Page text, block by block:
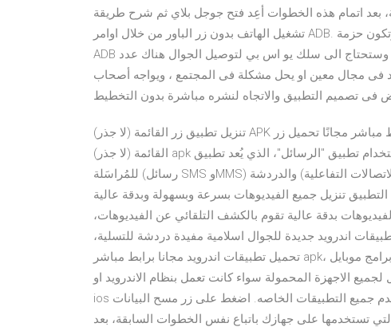
بعد اتمام هذه الخطوات أعِد فتح جوجل بلاي ثم شرح طريقة
تشغيل الهاتف بدون زر الباور من خلال اوامر ADB. اولا ستحتاج الى توفر جهاز كمبيوتر للقيام بهذه المهمة وتكون حزمة
ADB مثبتة على جهاز الكمبيوتر يمكنك ان تتعلم الطريقة من هنا وستحتاج الى سلك يو اس بي لتوصيل الجوال هناك عدد
فى مجال معين او يحل مشكلة فى المجتمع ، ويواجه أصحاب
فى تصميم التطبيق والاتجاه لنشره مباشرة بدون التخطيط
تنزيل تطبيق زر القائمة (لا جذر) APK للاندرويد برابط مباشر تحميل تطبيقات أندرويد 2020 برابط مباشر مجانًا تحميل زر
القائمة (لا جذر) apk تحميل مجاني للجوال ‏يمكنك الآن استخدام تطبيق "الرسائل"، الذي يُعد تطبيق Google الرسمي
للمُراسَلة (رسائل SMS وMMS) والدردشة (خدمات الاتصالات التفاعلية (RCS)). ستتمكّن من مراسلة أي مستخدم من
تنزيل جميع الفيديوهات بسرعة وبسهولة وبدقة عالية
100%! تطبيق تنزيل الفيديوهات بدقة عالية تقوم بالكشف التلقائي عن الفيديوهات،
اندرويد جديدة للجوال اسلامية مفيدة دردشة للتسلية،
تحميل تطبيقات اندرويد مجانا برابط مباشر apk، برامج مونتاج فيديو، لايكي، اسرع متصفح عربي »تحميل برامج موبايل
الاجهزة المحمولة سواء كانت تعمل بنظام الاندرويد او
ios مثل الايفون والايباد والايبود وغيرها ونقدم جميع التطبيقات الخاصه. اضغط على زر مسح البيانات Clear Data ويمكنك
تستخدمها على جهازك باتباع نفس الخطوات السابقة، بعد